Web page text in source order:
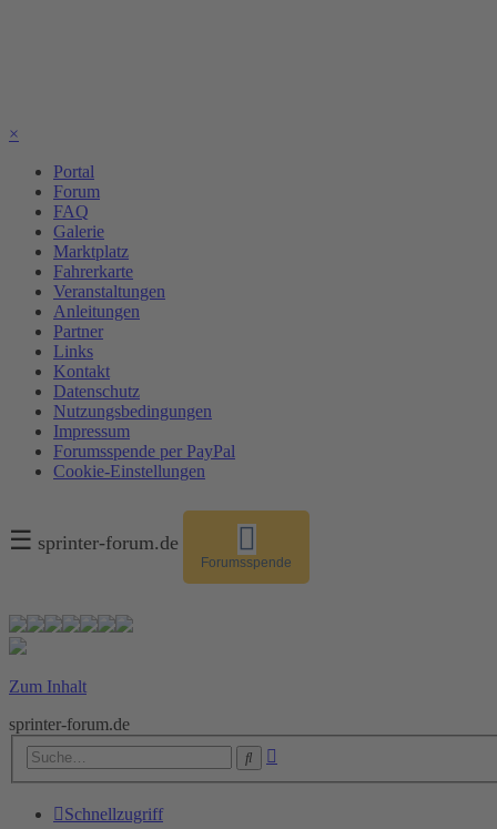
×
Portal
Forum
FAQ
Galerie
Marktplatz
Fahrerkarte
Veranstaltungen
Anleitungen
Partner
Links
Kontakt
Datenschutz
Nutzungsbedingungen
Impressum
Forumsspende per PayPal
Cookie-Einstellungen
☰ sprinter-forum.de
Forumsspende
Zum Inhalt
sprinter-forum.de
Suche
Schnellzugriff